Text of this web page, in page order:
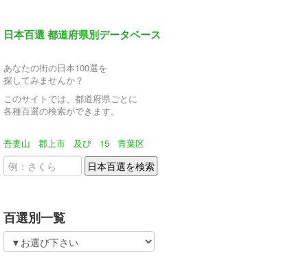
日本百選 都道府県別データベース
あなたの街の日本100選を
探してみませんか？
このサイトでは、都道府県ごとに
各種百選の検索ができます。
吾妻山 郡上市 及び 15 青葉区
百選別一覧